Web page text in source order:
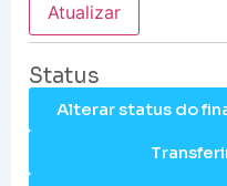
Atualizar
Status
Alterar status do